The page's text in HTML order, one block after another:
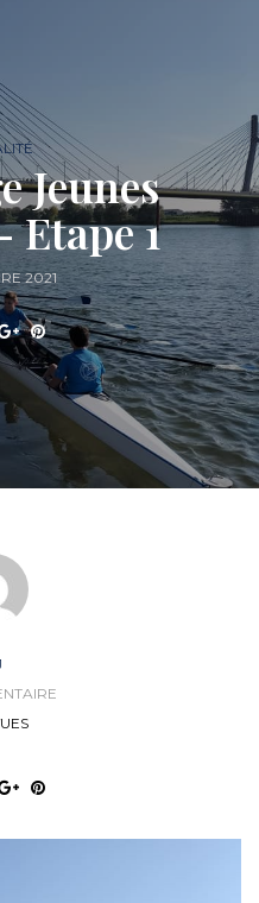
Jeunes
Etape 1
2021